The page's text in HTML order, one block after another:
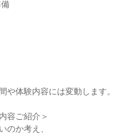
体験内容には変動します。
容ご紹介＞
のか考え、